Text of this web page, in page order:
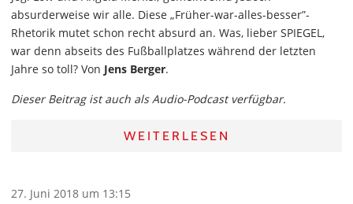
absurderweise wir alle. Diese „Früher-war-alles-besser”-
Rhetorik mutet schon recht absurd an. Was, lieber SPIEGEL,
war denn abseits des Fußballplatzes während der letzten
Jahre so toll? Von Jens Berger.
Dieser Beitrag ist auch als Audio-Podcast verfügbar.
WEITERLESEN
27. Juni 2018 um 13:15